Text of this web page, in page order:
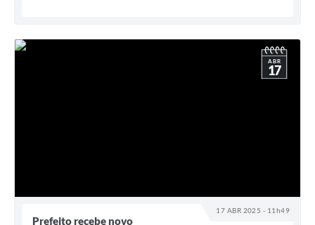
17 ABR 2025 - 11h49
ABR
17
Prefeito recebe novo